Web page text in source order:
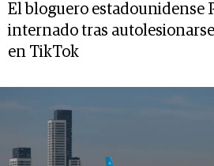
El bloguero estadounidense
internado tras
en TikTok